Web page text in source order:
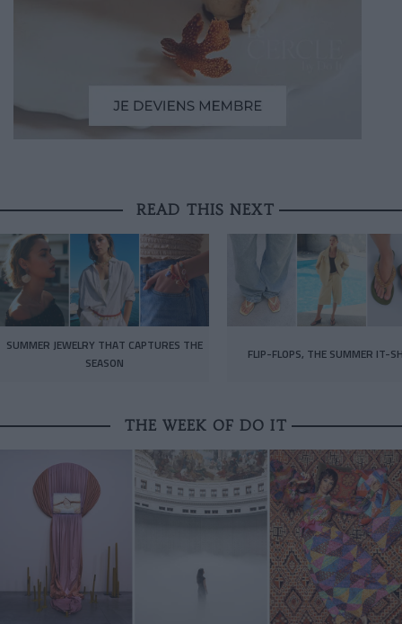
READ THIS NEXT
SUMMER JEWELRY THAT CAPTURES THE
SEASON
FLIP-FLOPS, THE SUMMER IT-
THE WEEK OF DO IT